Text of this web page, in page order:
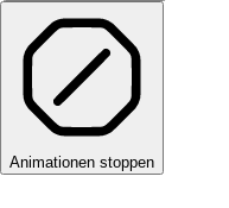
Animationen stoppen